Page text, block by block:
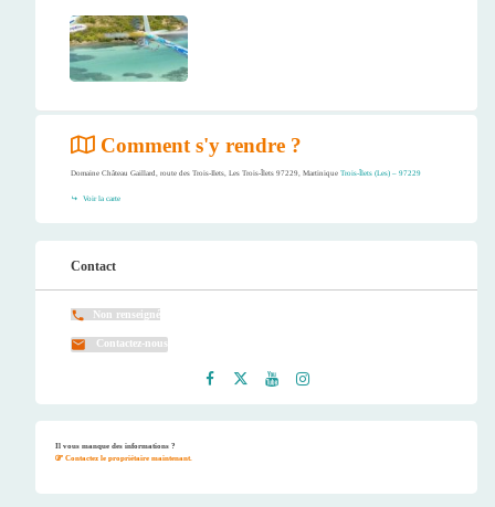
Comment s'y rendre ?
Domaine Château Gaillard, route des Trois-Ilets, Les Trois-Îlets 97229, Martinique Trois-Îlets (Les) – 97229
Voir la carte
Contact
Non renseigné
Contactez-nous
Il vous manque des informations ?
Contactez le propriétaire maintenant.